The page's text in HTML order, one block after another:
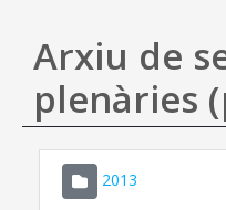
Arxiu de
plenàries
2013